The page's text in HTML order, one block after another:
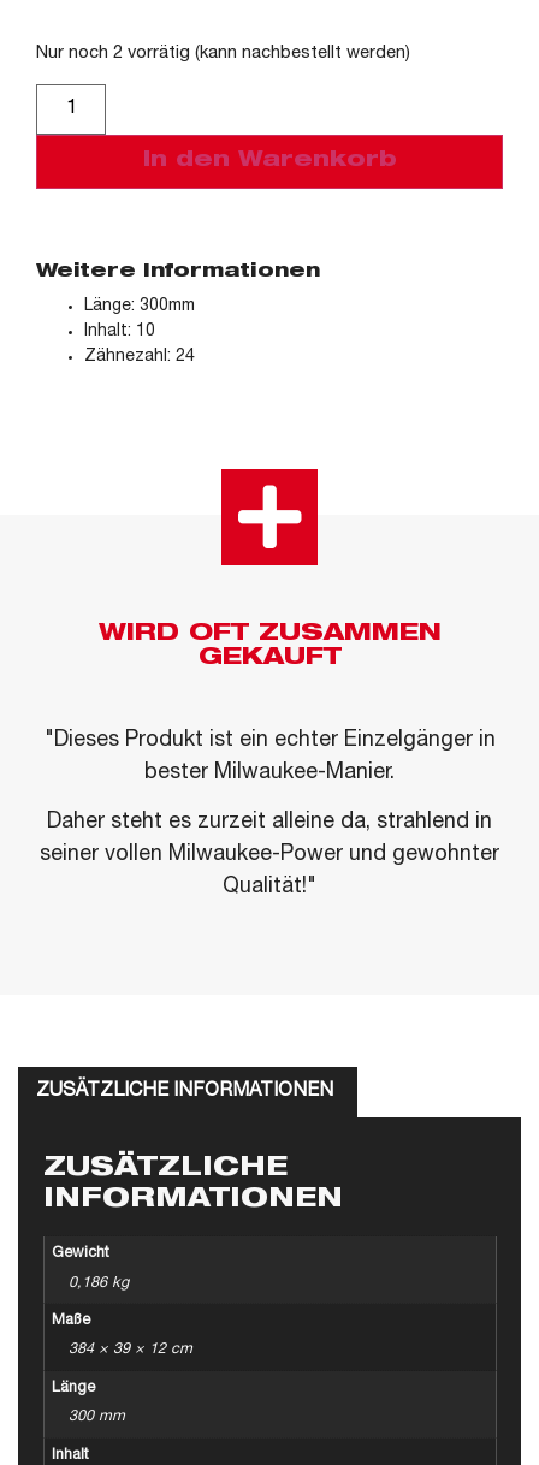
Nur noch 2 vorrätig (kann nachbestellt werden)
In den Warenkorb
Weitere Informationen
Länge: 300mm
Inhalt: 10
Zähnezahl: 24
WIRD OFT ZUSAMMEN
GEKAUFT
"Dieses Produkt ist ein echter Einzelgänger in
bester Milwaukee-Manier.
Daher steht es zurzeit alleine da, strahlend in
seiner vollen Milwaukee-Power und gewohnter
Qualität!"
ZUSÄTZLICHE INFORMATIONEN
ZUSÄTZLICHE
INFORMATIONEN
Gewicht
0,186 kg
Maße
384 × 39 × 12 cm
Länge
300 mm
Inhalt